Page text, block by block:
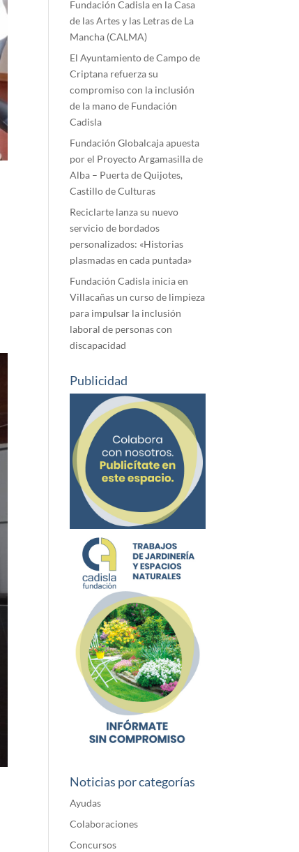
Fundación Cadisla en la Casa
de las Artes y las Letras de La
Mancha (CALMA)
El Ayuntamiento de Campo de
Criptana refuerza su
compromiso con la inclusión
de la mano de Fundación
Cadisla
Fundación Globalcaja apuesta
por el Proyecto Argamasilla de
Alba – Puerta de Quijotes,
Castillo de Culturas
Reciclarte lanza su nuevo
servicio de bordados
personalizados: «Historias
plasmadas en cada puntada»
Fundación Cadisla inicia en
Villacañas un curso de limpieza
para impulsar la inclusión
laboral de personas con
discapacidad
Publicidad
Noticias por categorías
Ayudas
Colaboraciones
Concursos